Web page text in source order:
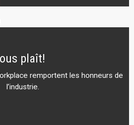
plaît!
remportent les honneurs de
l’industrie.